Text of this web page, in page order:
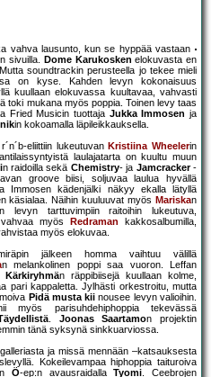
vahva lausunto, kun se hyppää vastaan
sivuilla. Dome Karukosken elokuvasta en
soundtrackin perusteella jo tekee mieli
on kyse. Kahden levyn kokonaisuus
kuullaan elokuvassa kuultavaa, vahvasti
toki mukana myös poppia. Toinen levy taas
Fried Musicin tuottaja Jukka Immosen ja
in kokoamalla läpileikkauksella.
eliittiin lukeutuvan Kristiina Wheelerin
laulajatarta on kuultu muun
n raidoilla sekä Chemistry- ja Jamcracker-
groove biisi, soljuvaa laulua hyvällä
Immosen kädenjälki näkyy ekalla lätyllä
käsialaa. Näihin kuuluuvat myös Mariskan
levyn tarttuvimpiin raitoihin lukeutuva,
myös Redraman kakkosalbumilla,
myös elokuvaa.
jälkeen homma vaihtuu välillä
n melankolinen poppi saa vuoron. Leffan
Kärkiryhmän räppibiisejä kuullaan kolme,
pari kappaletta. Jylhästi orkestroitu, mutta
Pidä musta kii nousee levyn valioihin.
myös parisuhdehiphoppia tekevässä
. Joonas Saartamon projektin
tänä syksynä sinkkuarviossa.
ja missä mennään –katsauksesta
Kokeilevampaa hiphoppia taituroiva
Ö-ep:n avausraidallaTyomi. Ceebrojen